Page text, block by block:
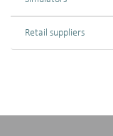
Retail suppliers